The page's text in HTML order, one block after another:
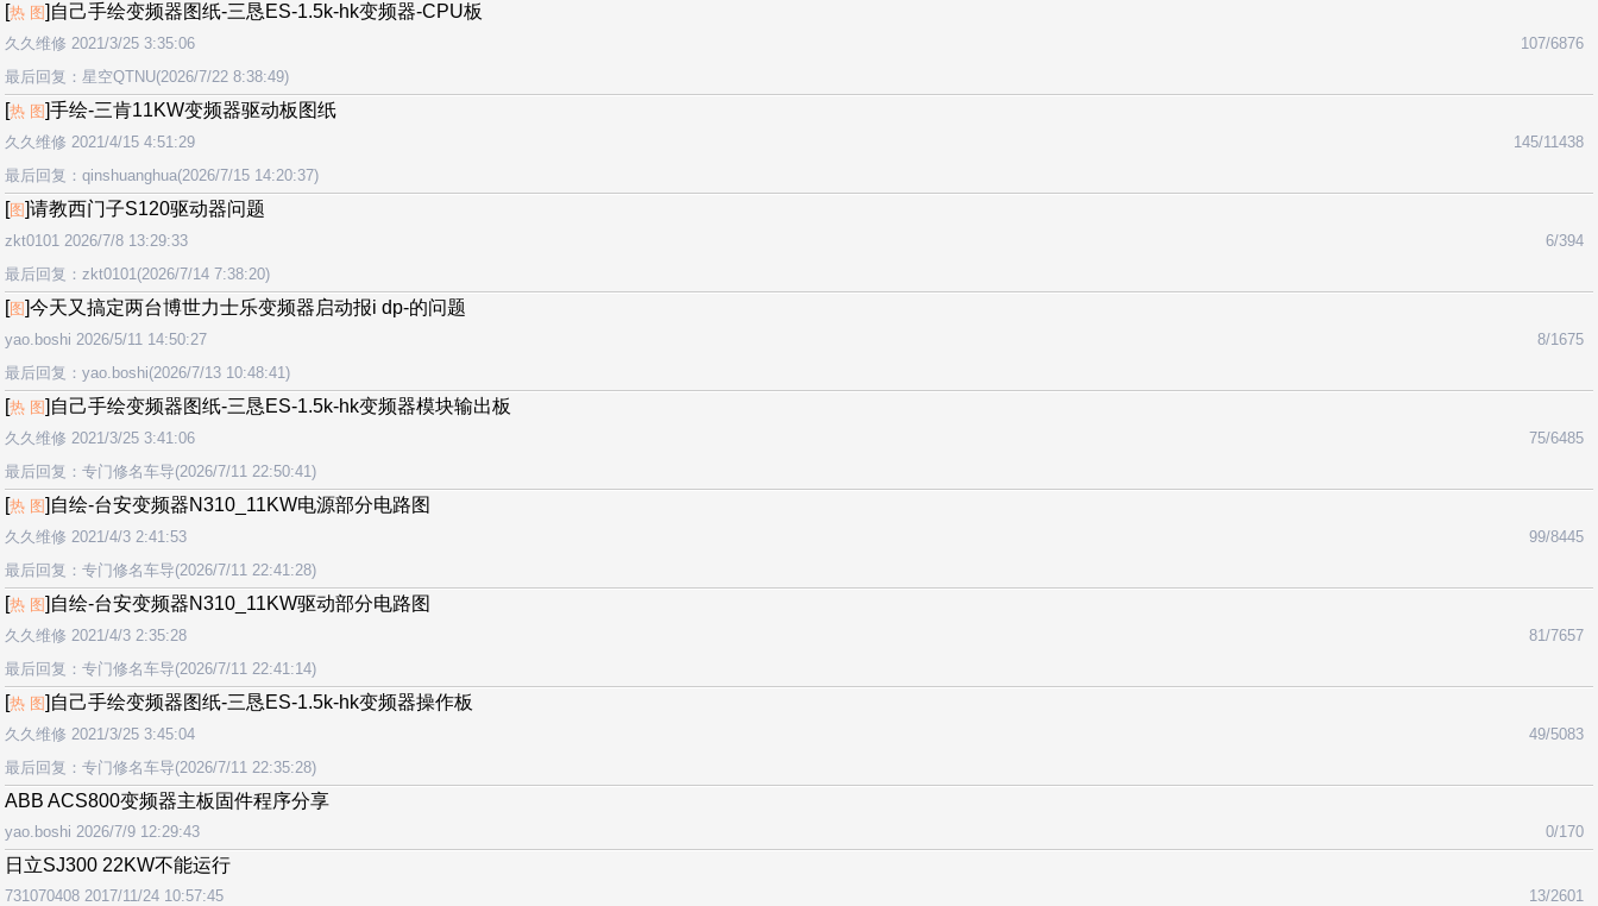
[热 图]自己手绘变频器图纸-三恳ES-1.5k-hk变频器-CPU板
久久维修 2021/3/25 3:35:06
107/6876
最后回复：星空QTNU(2026/7/22 8:38:49)
[热 图]手绘-三肯11KW变频器驱动板图纸
久久维修 2021/4/15 4:51:29
145/11438
最后回复：qinshuanghua(2026/7/15 14:20:37)
[图]请教西门子S120驱动器问题
zkt0101 2026/7/8 13:29:33
6/394
最后回复：zkt0101(2026/7/14 7:38:20)
[图]今天又搞定两台博世力士乐变频器启动报i dp-的问题
yao.boshi 2026/5/11 14:50:27
8/1675
最后回复：yao.boshi(2026/7/13 10:48:41)
[热 图]自己手绘变频器图纸-三恳ES-1.5k-hk变频器模块输出板
久久维修 2021/3/25 3:41:06
75/6485
最后回复：专门修名车导(2026/7/11 22:50:41)
[热 图]自绘-台安变频器N310_11KW电源部分电路图
久久维修 2021/4/3 2:41:53
99/8445
最后回复：专门修名车导(2026/7/11 22:41:28)
[热 图]自绘-台安变频器N310_11KW驱动部分电路图
久久维修 2021/4/3 2:35:28
81/7657
最后回复：专门修名车导(2026/7/11 22:41:14)
[热 图]自己手绘变频器图纸-三恳ES-1.5k-hk变频器操作板
久久维修 2021/3/25 3:45:04
49/5083
最后回复：专门修名车导(2026/7/11 22:35:28)
ABB ACS800变频器主板固件程序分享
yao.boshi 2026/7/9 12:29:43 0/170
日立SJ300 22KW不能运行
731070408 2017/11/24 10:57:45
13/2601